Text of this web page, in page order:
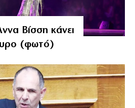
Βίσση κάνει
(φωτό)